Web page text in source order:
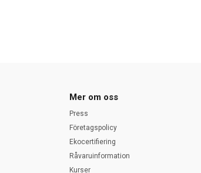
Mer om oss
Press
Företagspolicy
Ekocertifiering
Råvaruinformation
Kurser